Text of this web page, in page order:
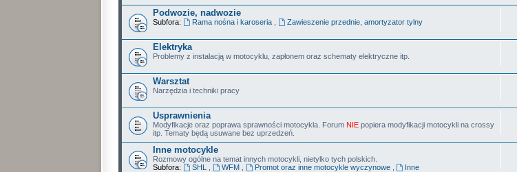
Podwozie, nadwozie
Subfora: Rama nośna i karoseria Zawieszenie przednie, amortyzator tylny
Elektryka
Problemy z instalacją w motocyklu, zapłonem oraz schematy elektryczne itp.
Warsztat
Narzędzia i techniki pracy
Usprawnienia
Modyfikacje oraz poprawa sprawności motocykla. Forum NIE popiera modyfikacji motocykli na crossy
itp. Tematy będą usuwane bez uprzedzeń.
Inne motocykle
Rozmowy ogólne na temat innych motocykli, nietylko tych polskich.
Subfora:
SHL WFM Promot oraz inne motocykle wyczynowe Inne